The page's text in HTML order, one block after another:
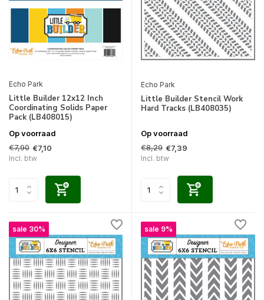
Echo Park
Little Builder 12x12 Inch
Coordinating Solids Paper
Pack (LB408015)
Op voorraad
€7,90 €7,10
Incl. btw
Echo Park
Little Builder Stencil Work
Hard Tracks (LB408035)
Op voorraad
€8,29 €7,39
Incl. btw
sale 30% sale 9%